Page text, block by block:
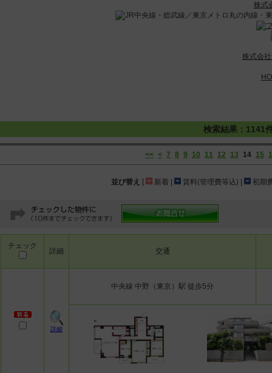
株式
株式会
検索結果：1141
<< < 7 8 9 10 11 12 13 14 15
並び替え [ 新着 | 賃料(管理費等込) | 初期
チェック
詳細 交通
詳細
中央線 中野（東京）駅 徒歩5分